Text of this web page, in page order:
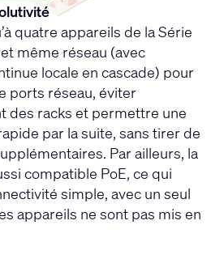
quatre appareils de la Série
même réseau (avec
locale en cascade) pour
ports réseau, éviter
des racks et permettre une
par la suite, sans tirer de
Par ailleurs, la
compatible PoE, ce qui
simple, avec un seul
appareils ne sont pas mis en